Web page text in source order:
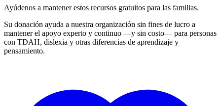
Ayúdenos a mantener estos recursos gratuitos para las familias.
Su donación ayuda a nuestra organización sin fines de lucro a
mantener el apoyo experto y continuo —y sin costo— para personas
con TDAH, dislexia y otras diferencias de aprendizaje y
pensamiento.